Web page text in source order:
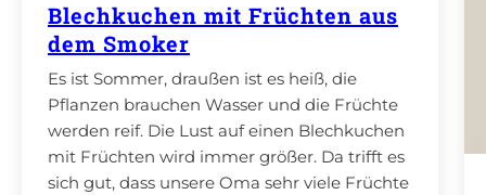
Blechkuchen mit Früchten aus
dem Smoker
Es ist Sommer, draußen ist es heiß, die
Pflanzen brauchen Wasser und die Früchte
werden reif. Die Lust auf einen Blechkuchen
mit Früchten wird immer größer. Da trifft es
sich gut, dass unsere Oma sehr viele Früchte